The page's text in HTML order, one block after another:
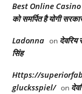
Best Online
को समर्पित है योगी
Ladonna on देवरिय
सिंह
Https://
glucksspiel/ on